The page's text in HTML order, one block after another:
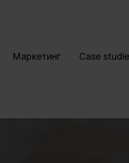
Маркетинг Case